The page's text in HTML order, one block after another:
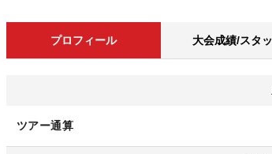
プロフィール 大会成績/スタ
ツアー通算